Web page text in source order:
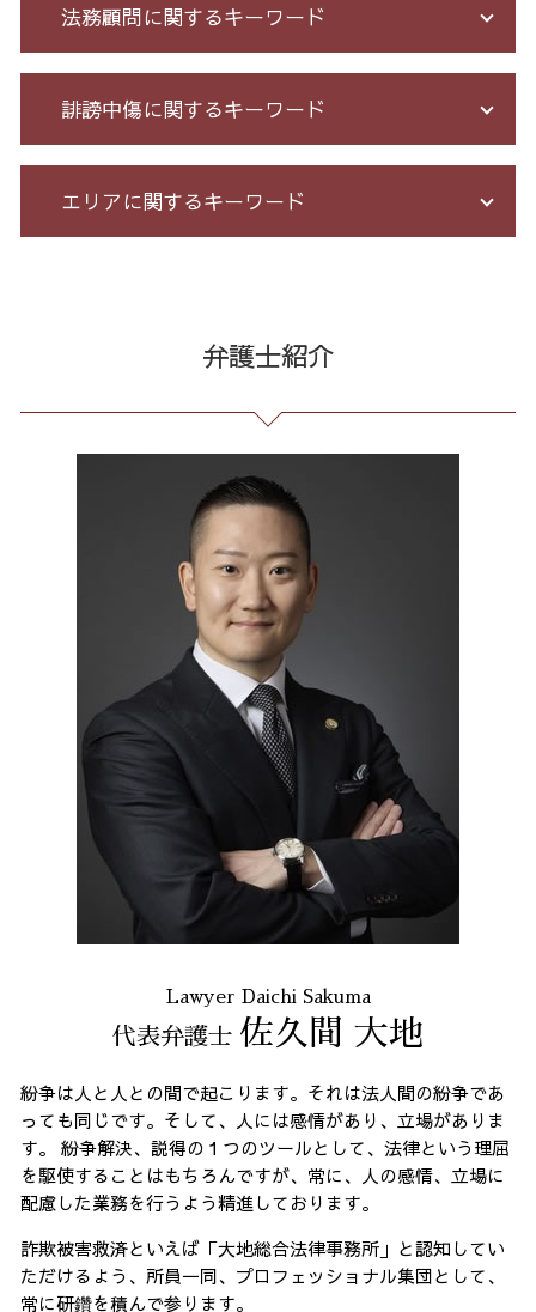
ネット 詐欺 被害
競馬 ソフト 詐欺 手口
振り込め 詐欺 警察
ネット 詐欺 被害 届
特殊 詐欺 警視庁
未公開株 詐欺
詐欺 民事 刑事
投資 信託 詐欺
不正請求 とは
銀行 振込 詐欺
特定調停 とは
破産 流れ
個人再生 手続き 流れ
借金 督促状
消費者金融 返済 過払い金
債務整理 任意整理 期間
借金 無料相談 電話
債務整理 相談 流れ
給与所得者 再生
個人再生 5年
債務整理 自己破産 連帯保証人
破産法 自己破産
法務顧問に関するキーワード
不当解雇 労基
残業代 未払い
顧問 弁護士 メリット
残業 問題
有給 取得 トラブル
労務 トラブル
戦略法務 とは
残業 未払い 請求
契約 書 リーガル チェック
臨床法務 とは
パワハラ 相談 解決
未払い 賃金
セクハラ 相談 解決
誹謗中傷に関するキーワード
誹謗中傷 被害
誹謗中傷 どこから
ネット 誹謗中傷
誹謗中傷 罪
誹謗中傷 削除
誹謗中傷 特定
Twitter 誹謗中傷
爆サイ 誹謗中傷
エリアに関するキーワード
架空請求 港区 弁護士
架空請求 全国 相談
任意整理 東京都 弁護士
個人再生 全国 弁護士
破産 問題 23区 弁護士
不当請求 全国 相談
個人再生 港区 弁護士
債務整理 東京都 相談
通販 詐欺 23区 相談
通販 詐欺 東京都 相談
消費者被害 全国 弁護士
消費者被害 港区 相談
破産 問題 全国 相談
誹謗中傷 品川区
消費者被害 全国 相談
不当請求 港区 弁護士
弁護士紹介
Lawyer Daichi Sakuma
代表弁護士 佐久間 大地
紛争は人と人との間で起こります。それは法人間の紛争であ
っても同じです。そして、人には感情があり、立場がありま
す。 紛争解決、説得の１つのツールとして、法律という理屈
を駆使することはもちろんですが、常に、人の感情、立場に
配慮した業務を行うよう精進しております。
詐欺被害救済といえば「大地総合法律事務所」と認知してい
ただけるよう、所員一同、プロフェッショナル集団として、
常に研鑽を積んで参ります。